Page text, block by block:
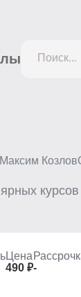
Поиск...
Козлов
Цена
490 ₽-